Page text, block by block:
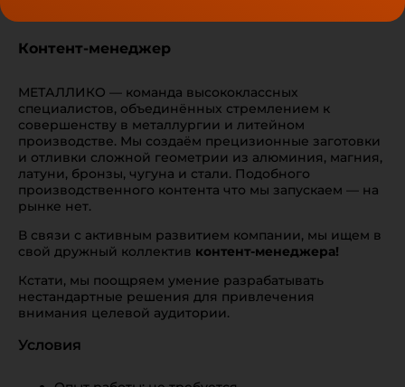
Контент-менеджер
МЕТАЛЛИКО — команда высококлассных
специалистов, объединённых стремлением к
совершенству в металлургии и литейном
производстве. Мы создаём прецизионные заготовки
и отливки сложной геометрии из алюминия, магния,
латуни, бронзы, чугуна и стали. Подобного
производственного контента что мы запускаем — на
рынке нет.
В связи с активным развитием компании, мы ищем в
свой дружный коллектив контент-менеджера!
Кстати, мы поощряем умение разрабатывать
нестандартные решения для привлечения
внимания целевой аудитории.
Условия